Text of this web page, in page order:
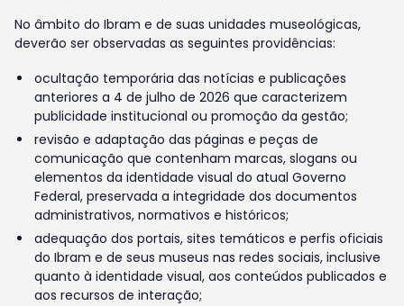
No âmbito do Ibram e de suas unidades museológicas,
deverão ser observadas as seguintes providências:
ocultação temporária das notícias e publicações
anteriores a 4 de julho de 2026 que caracterizem
publicidade institucional ou promoção da gestão;
revisão e adaptação das páginas e peças de
comunicação que contenham marcas, slogans ou
elementos da identidade visual do atual Governo
Federal, preservada a integridade dos documentos
administrativos, normativos e históricos;
adequação dos portais, sites temáticos e perfis oficiais
do Ibram e de seus museus nas redes sociais, inclusive
quanto à identidade visual, aos conteúdos publicados e
aos recursos de interação;